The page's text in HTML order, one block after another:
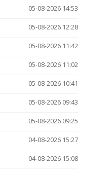
05-08-2026 14:53
05-08-2026 12:28
05-08-2026 11:42
05-08-2026 11:02
05-08-2026 10:41
05-08-2026 09:43
05-08-2026 09:25
04-08-2026 15:27
04-08-2026 15:08